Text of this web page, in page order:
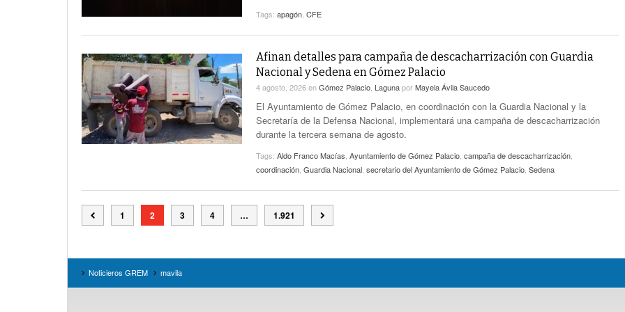
Tags: apagón CFE
Afinan detalles para campaña de descacharrización con Guardia
Nacional y Sedena en Gómez Palacio
4 agosto, 2026enGómez Palacio LagunaporMayela Ávila Saucedo
El Ayuntamiento de Gómez Palacio, en coordinación con la Guardia Nacional y la
Secretaría de la Defensa Nacional, implementará una campaña de descacharrización
durante la tercera semana de agosto.
Tags: Aldo Franco Macías Ayuntamiento de Gómez Palacio campaña de descacharrización
coordinación Guardia Nacional secretario del Ayuntamiento de Gómez Palacio Sedena
1 2 3 4 … 1.921
Noticieros GREM mavila